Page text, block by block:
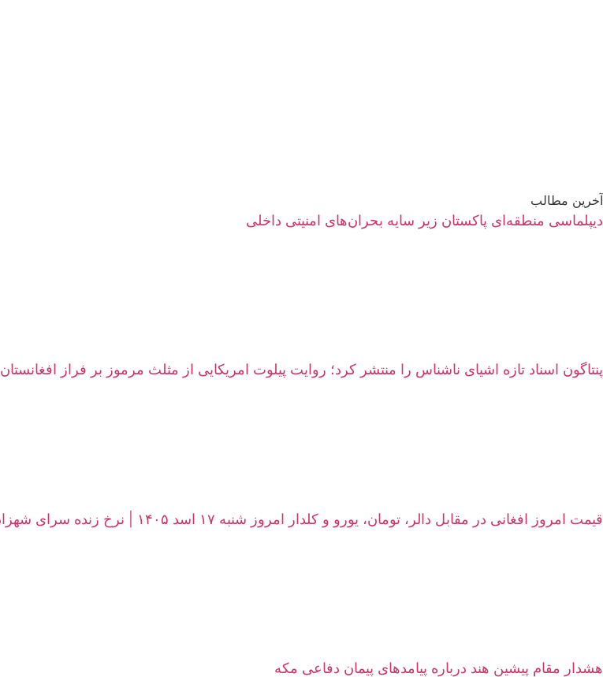
آخرین مطالب
دیپلماسی منطقه‌ای پاکستان زیر سایه بحران‌های امنیتی داخلی
پنتاگون اسناد تازه اشیای ناشناس را منتشر کرد؛ روایت پیلوت امریکایی از مثلث مرموز بر فراز افغانستان
قیمت امروز افغانی در مقابل دالر، تومان، یورو و کلدار امروز شنبه ۱۷ اسد ۱۴۰۵ | نرخ زنده سرای شهزاده کابل
هشدار مقام پیشین هند درباره پیامدهای پیمان دفاعی مکه